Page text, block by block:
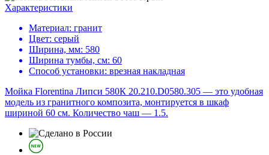
Характеристики
Материал: гранит
Цвет: серый
Ширина, мм: 580
Ширина тумбы, см: 60
Способ установки: врезная накладная
Мойка Florentina Липси 580К 20.210.D0580.305 — это удобная
модель из гранитного композита, монтируется в шкаф
шириной 60 см. Количество чаш — 1.5.